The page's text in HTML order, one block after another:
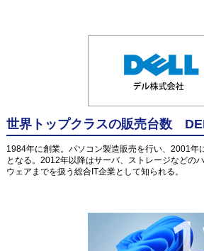
世界トップクラスの販売台数
1984年に創業。パソコン製造販売を行い、2001年
となる。2012年以降はサーバ、ストレージなどの
ウェアまでを扱う総合IT企業として知られる。